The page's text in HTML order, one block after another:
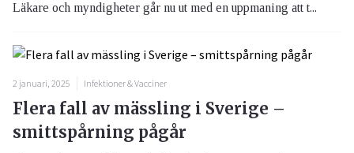
Läkare och myndigheter går nu ut med en uppmaning att t...
2 januari, 2025 Infektioner & Vacciner
Flera fall av mässling i Sverige –
smittspårning pågår